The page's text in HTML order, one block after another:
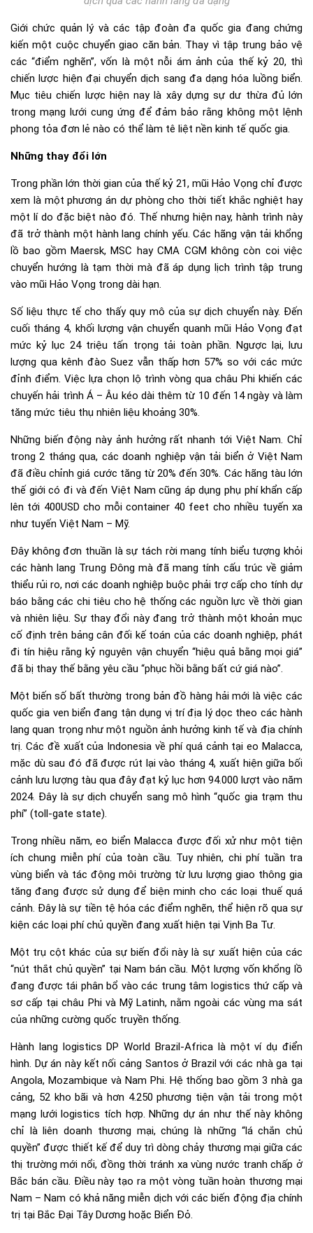
Giới chức quản lý và các tập đoàn đa quốc gia đang chứng
kiến một cuộc chuyển giao căn bản. Thay vì tập trung bảo vệ
các “điểm nghẽn”, vốn là một nỗi ám ảnh của thế kỷ 20, thì
chiến lược hiện đại chuyển dịch sang đa dạng hóa luồng biển.
Mục tiêu chiến lược hiện nay là xây dựng sự dư thừa đủ lớn
trong mạng lưới cung ứng để đảm bảo rằng không một lệnh
phong tỏa đơn lẻ nào có thể làm tê liệt nền kinh tế quốc gia.
Những thay đổi lớn
Trong phần lớn thời gian của thế kỷ 21, mũi Hảo Vọng chỉ được
xem là một phương án dự phòng cho thời tiết khắc nghiệt hay
một lí do đặc biệt nào đó. Thế nhưng hiện nay, hành trình này
đã trở thành một hành lang chính yếu. Các hãng vận tải khổng
lồ bao gồm Maersk, MSC hay CMA CGM không còn coi việc
chuyển hướng là tạm thời mà đã áp dụng lịch trình tập trung
vào mũi Hảo Vọng trong dài hạn.
Số liệu thực tế cho thấy quy mô của sự dịch chuyển này. Đến
cuối tháng 4, khối lượng vận chuyển quanh mũi Hảo Vọng đạt
mức kỷ lục 24 triệu tấn trọng tải toàn phần. Ngược lại, lưu
lượng qua kênh đào Suez vẫn thấp hơn 57% so với các mức
đỉnh điểm. Việc lựa chọn lộ trình vòng qua châu Phi khiến các
chuyến hải trình Á – Âu kéo dài thêm từ 10 đến 14 ngày và làm
tăng mức tiêu thụ nhiên liệu khoảng 30%.
Những biến động này ảnh hưởng rất nhanh tới Việt Nam. Chỉ
trong 2 tháng qua, các doanh nghiệp vận tải biển ở Việt Nam
đã điều chỉnh giá cước tăng từ 20% đến 30%. Các hãng tàu lớn
thế giới có đi và đến Việt Nam cũng áp dụng phụ phí khẩn cấp
lên tới 400USD cho mỗi container 40 feet cho nhiều tuyến xa
như tuyến Việt Nam – Mỹ.
Đây không đơn thuần là sự tách rời mang tính biểu tượng khỏi
các hành lang Trung Đông mà đã mang tính cấu trúc về giảm
thiểu rủi ro, nơi các doanh nghiệp buộc phải trợ cấp cho tính dự
báo bằng các chi tiêu cho hệ thống các nguồn lực về thời gian
và nhiên liệu. Sự thay đổi này đang trở thành một khoản mục
cố định trên bảng cân đối kế toán của các doanh nghiệp, phát
đi tín hiệu rằng kỷ nguyên vận chuyển “hiệu quả bằng mọi giá”
đã bị thay thế bằng yêu cầu “phục hồi bằng bất cứ giá nào”.
Một biến số bất thường trong bản đồ hàng hải mới là việc các
quốc gia ven biển đang tận dụng vị trí địa lý dọc theo các hành
lang quan trọng như một nguồn ảnh hưởng kinh tế và địa chính
trị. Các đề xuất của Indonesia về phí quá cảnh tại eo Malacca,
mặc dù sau đó đã được rút lại vào tháng 4, xuất hiện giữa bối
cảnh lưu lượng tàu qua đây đạt kỷ lục hơn 94.000 lượt vào năm
2024. Đây là sự dịch chuyển sang mô hình “quốc gia trạm thu
phí” (toll-gate state).
Trong nhiều năm, eo biển Malacca được đối xử như một tiện
ích chung miễn phí của toàn cầu. Tuy nhiên, chi phí tuần tra
vùng biển và tác động môi trường từ lưu lượng giao thông gia
tăng đang được sử dụng để biện minh cho các loại thuế quá
cảnh. Đây là sự tiền tệ hóa các điểm nghẽn, thể hiện rõ qua sự
kiện các loại phí chủ quyền đang xuất hiện tại Vịnh Ba Tư.
Một trụ cột khác của sự biến đổi này là sự xuất hiện của các
“nút thắt chủ quyền” tại Nam bán cầu. Một lượng vốn khổng lồ
đang được tái phân bổ vào các trung tâm logistics thứ cấp và
sơ cấp tại châu Phi và Mỹ Latinh, nằm ngoài các vùng ma sát
của những cường quốc truyền thống.
Hành lang logistics DP World Brazil-Africa là một ví dụ điển
hình. Dự án này kết nối cảng Santos ở Brazil với các nhà ga tại
Angola, Mozambique và Nam Phi. Hệ thống bao gồm 3 nhà ga
cảng, 52 kho bãi và hơn 4.250 phương tiện vận tải trong một
mạng lưới logistics tích hợp. Những dự án như thế này không
chỉ là liên doanh thương mại, chúng là những “lá chắn chủ
quyền” được thiết kế để duy trì dòng chảy thương mại giữa các
thị trường mới nổi, đồng thời tránh xa vùng nước tranh chấp ở
Bắc bán cầu. Điều này tạo ra một vòng tuần hoàn thương mại
Nam – Nam có khả năng miễn dịch với các biến động địa chính
trị tại Bắc Đại Tây Dương hoặc Biển Đỏ.